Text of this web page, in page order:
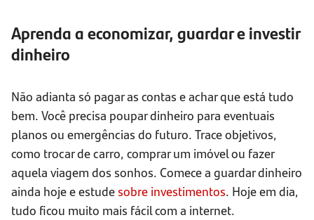
Aprenda a economizar, guardar e investir
dinheiro
Não adianta só pagar as contas e achar que está tudo
bem. Você precisa poupar dinheiro para eventuais
planos ou emergências do futuro. Trace objetivos,
como trocar de carro, comprar um imóvel ou fazer
aquela viagem dos sonhos. Comece a guardar dinheiro
ainda hoje e estude sobre investimentos. Hoje em dia,
tudo ficou muito mais fácil com a internet.